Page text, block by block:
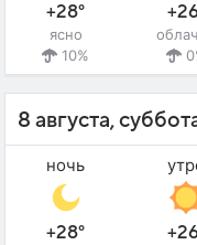
+28°
ясно
10%
8 августа,
ночь
+28°